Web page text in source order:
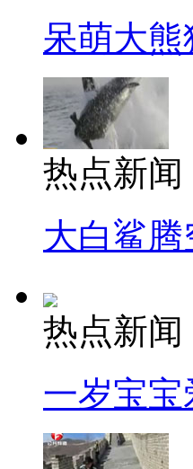
呆萌大
热点新闻
大白鲨
热点新闻
一岁宝